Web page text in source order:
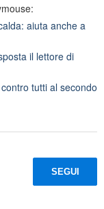
aiuta anche a
il lettore di
tutti al secondo
SEGUI